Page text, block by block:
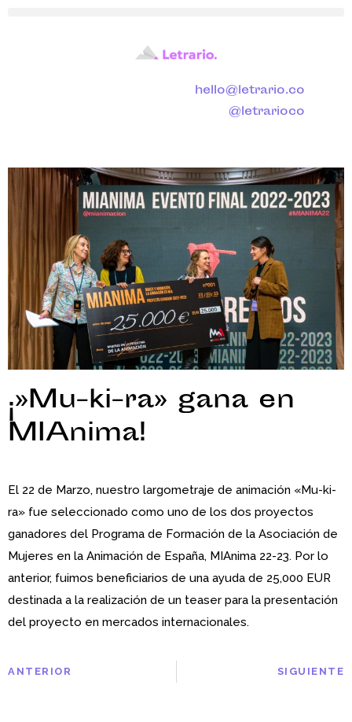
hello@letrario.co
@letrarioco
¡»Mu-ki-ra» gana en
MIAnima!
El 22 de Marzo, nuestro largometraje de animación «Mu-ki-
ra» fue seleccionado como uno de los dos proyectos
ganadores del Programa de Formación de la Asociación de
Mujeres en la Animación de España, MIAnima 22-23. Por lo
anterior, fuimos beneficiarios de una ayuda de 25,000 EUR
destinada a la realización de un teaser para la presentación
del proyecto en mercados internacionales.
ANTERIOR SIGUIENTE